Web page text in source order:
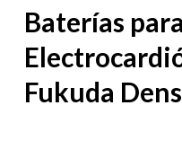
Baterías para
Fukuda